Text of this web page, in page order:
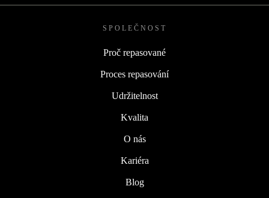
SPOLEČNOST
Proč repasované
Proces repasování
Udržitelnost
Kvalita
O nás
Kariéra
Blog